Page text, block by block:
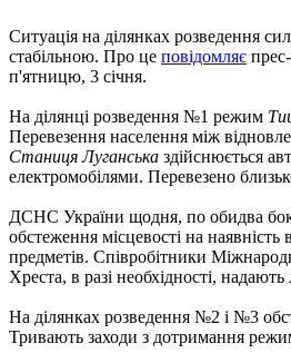
Ситуація на ділянках розведення
стабільною. Про це повідомляє
п'ятницю, 3 січня.
На ділянці розведення №1 режим
Перевезення населення між
Станиця Луганська здійснюється
електромобілями. Перевезено
ДСНС України щодня, по обидва
обстеження місцевості на
предметів. Співробітники
Хреста, в разі необхідності,
На ділянках розведення №2 і №3
Тривають заходи з дотримання